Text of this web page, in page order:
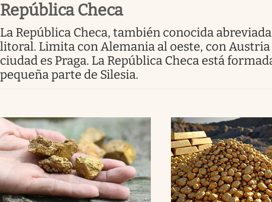
República Checa
La República Checa, también conocida abreviadamente como Chequia, es un país soberano de Europa Central sin
litoral. Limita con Alemania al oeste, con
ciudad es Praga. La República Checa está
pequeña parte de Silesia.